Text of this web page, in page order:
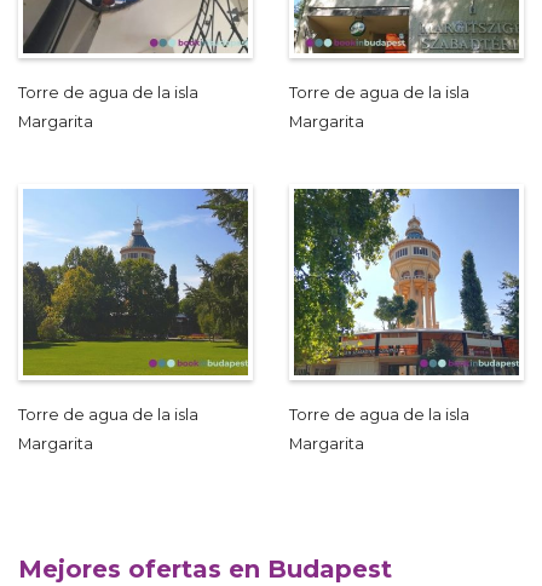
Torre de agua de la isla
Margarita
Torre de agua de la isla
Margarita
Torre de agua de la isla
Margarita
Torre de agua de la isla
Margarita
Mejores ofertas en Budapest